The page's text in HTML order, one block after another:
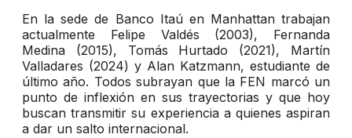
En la sede de Banco Itaú en Manhattan trabajan
actualmente Felipe Valdés (2003), Fernanda
Medina (2015), Tomás Hurtado (2021), Martín
Valladares (2024) y Alan Katzmann, estudiante de
último año. Todos subrayan que la FEN marcó un
punto de inflexión en sus trayectorias y que hoy
buscan transmitir su experiencia a quienes aspiran
a dar un salto internacional.